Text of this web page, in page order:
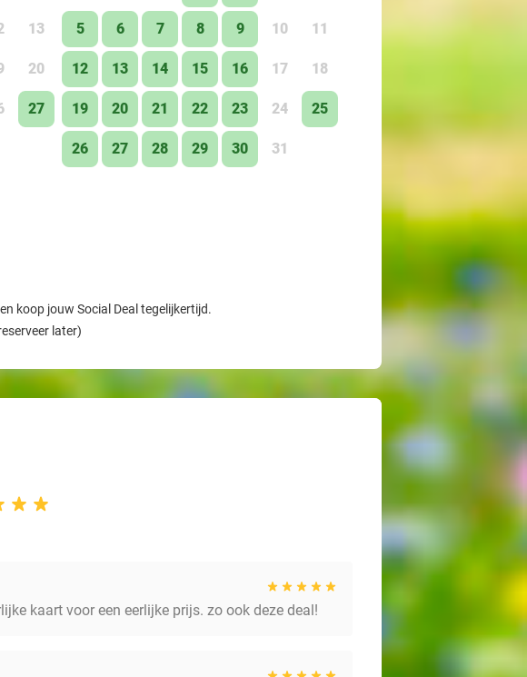
13
20
27
5 6 7 8 9 10 11
12 13 14 15 16 17 18
19 20 21 22 23 24 25
26 27 28 29 30 31
koop jouw Social Deal tegelijkertijd.
later)
kaart voor een eerlijke prijs. zo ook deze deal!